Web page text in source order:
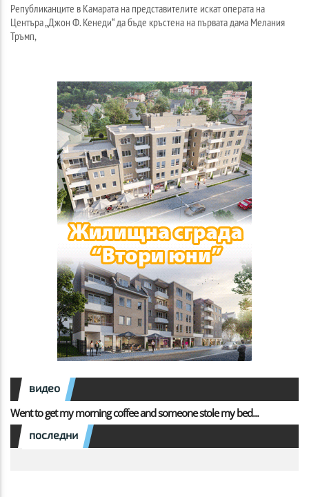
Републиканците в Камарата на представителите искат операта на
Центъра „Джон Ф. Кенеди“ да бъде кръстена на първата дама Мелания
Тръмп,
видео
Went to get my morning coffee and someone stole my bed...
последни